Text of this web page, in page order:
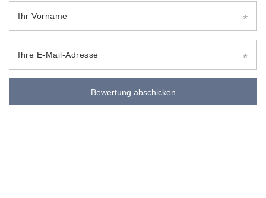
Ihr Vorname
Ihre E-Mail-Adresse
Bewertung abschicken